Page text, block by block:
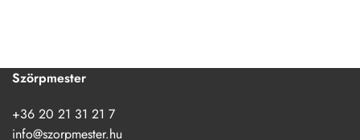
Szörpmester
+36 20 21 31 21 7
info@szorpmester.hu